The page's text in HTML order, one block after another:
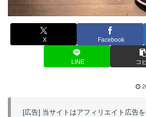
X Facebook
LINE コ
[広告] 当サイトはアフィリエイト広告を